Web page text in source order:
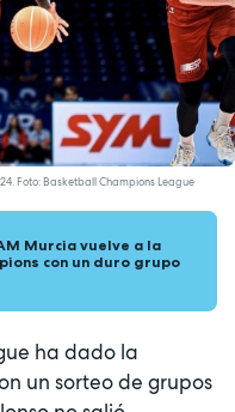
Foto: Basketball Champions League
Murcia vuelve a la
con un duro grupo
ha dado la
un sorteo de grupos